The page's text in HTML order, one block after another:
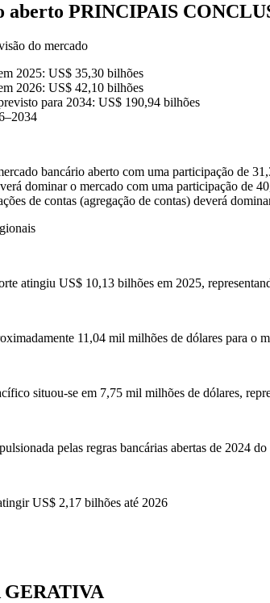
aberto PRINCIPAIS
do mercado
2025: US$ 35,30 bilhões
2026: US$ 42,10 bilhões
para 2034: US$ 190,94 bilhões
bancário aberto com uma participação de
dominar o mercado com uma participação de
de contas (agregação de contas) deverá
atingiu US$ 10,13 bilhões em 2025,
11,04 mil milhões de dólares para o
situou-se em 7,75 mil milhões de dólares,
pelas regras bancárias abertas de 2024
US$ 2,17 bilhões até 2026